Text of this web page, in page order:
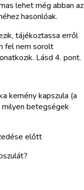
lehet még abban az
hasonlóak.
tájékoztassa erről
fel nem sorolt
Lásd 4. pont.
kemény kapszula (a
milyen betegségek
előtt